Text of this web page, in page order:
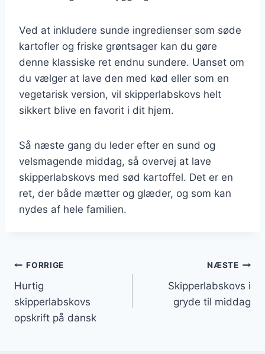
Ved at inkludere sunde ingredienser som søde
kartofler og friske grøntsager kan du gøre
denne klassiske ret endnu sundere. Uanset om
du vælger at lave den med kød eller som en
vegetarisk version, vil skipperlabskovs helt
sikkert blive en favorit i dit hjem.
Så næste gang du leder efter en sund og
velsmagende middag, så overvej at lave
skipperlabskovs med sød kartoffel. Det er en
ret, der både mætter og glæder, og som kan
nydes af hele familien.
Indlægsnavigation
FORRIGE
Hurtig
skipperlabskovs
opskrift på dansk
NÆSTE
Skipperlabskovs i
gryde til middag